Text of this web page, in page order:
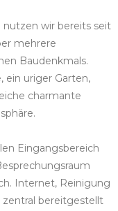
wir bereits seit
mehrere
Baudenkmals.
ein uriger Garten,
charmante
Eingangsbereich
Internet, Reinigung
zentral bereitgestellt